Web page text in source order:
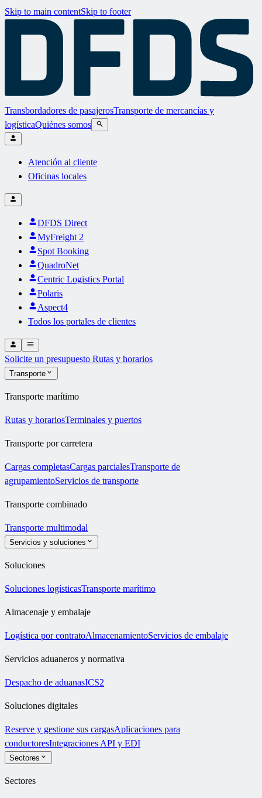
Skip to main contentSkip to footer
Transbordadores de pasajerosTransporte de mercancías y
logísticaQuiénes somos
Atención al cliente
Oficinas locales
DFDS Direct
MyFreight 2
Spot Booking
QuadroNet
Centric Logistics Portal
Polaris
Aspect4
Todos los portales de clientes
Solicite un presupuesto Rutas y horarios
Transporte
Transporte marítimo
Rutas y horariosTerminales y puertos
Transporte por carretera
Cargas completasCargas parcialesTransporte de
agrupamientoServicios de transporte
Transporte combinado
Transporte multimodal
Servicios y soluciones
Soluciones
Soluciones logísticasTransporte marítimo
Almacenaje y embalaje
Logística por contratoAlmacenamientoServicios de embalaje
Servicios aduaneros y normativa
Despacho de aduanasICS2
Soluciones digitales
Reserve y gestione sus cargasAplicaciones para
conductoresIntegraciones API y EDI
Sectores
Sectores